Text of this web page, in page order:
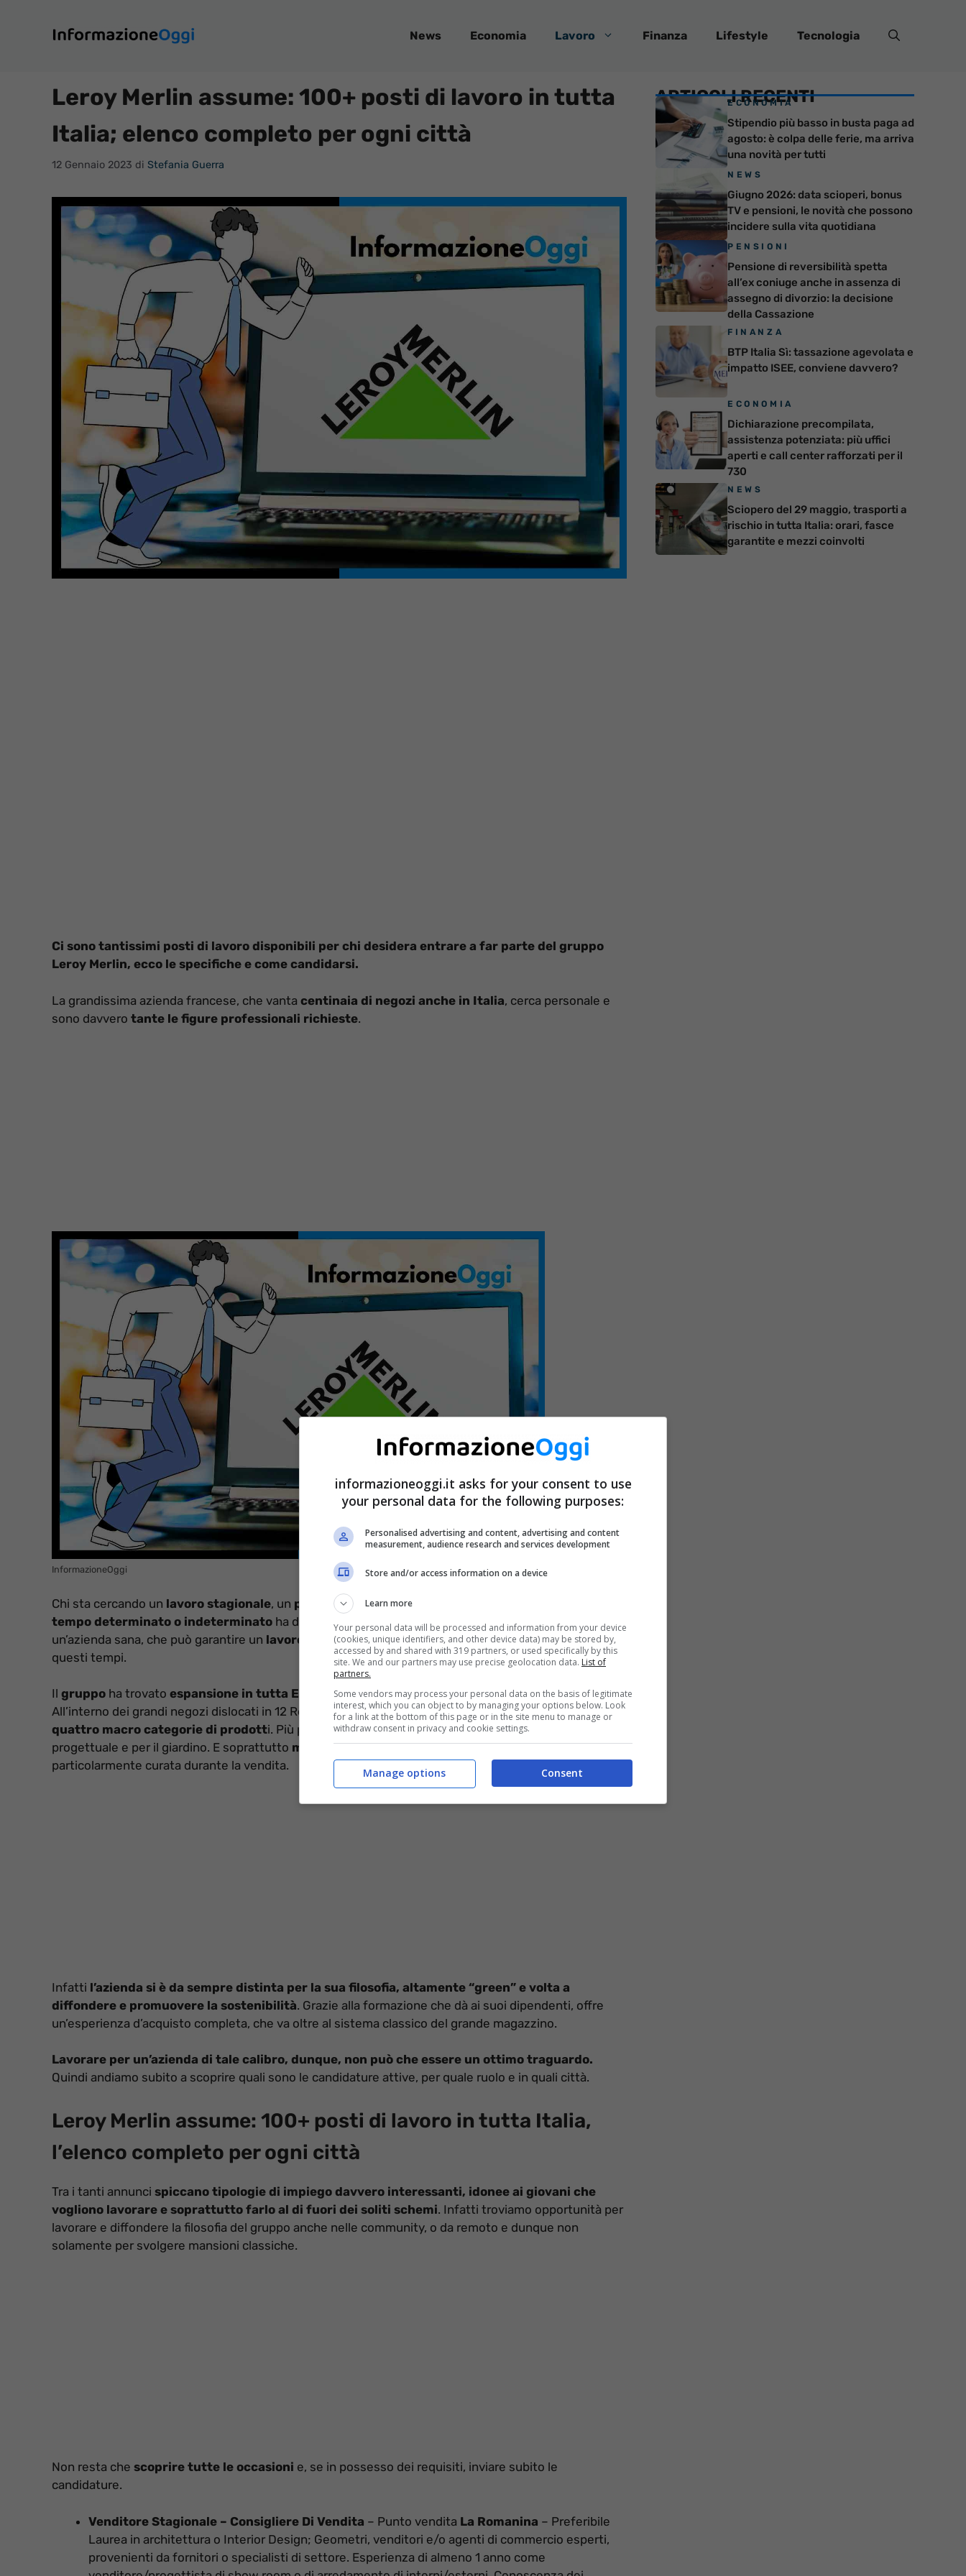
contenuto
News Economia Lavoro Finanza Lifestyle Tecnologia
Leroy Merlin assume: 100+ posti di lavoro in tutta
Italia; elenco completo per ogni città
12 Gennaio 2023 di Stefania Guerra
Ci sono tantissimi posti di lavoro disponibili per chi desidera entrare a far parte del gruppo
Leroy Merlin, ecco le specifiche e come candidarsi.
La grandissima azienda francese, che vanta centinaia di negozi anche in Italia, cerca personale e
sono davvero tante le figure professionali richieste.
InformazioneOggi
Chi sta cercando un lavoro stagionale, un percorso formativo
tempo determinato o indeterminato ha dunque molte possibilità. Leroy Merlin è certamente
un’azienda sana, che può garantire un lavoro sicuro, appagante e ben remunerato. Cosa rara, di
questi tempi.
Il gruppo ha trovato espansione in tutta Europa e non offre solamente prodotti di bricolage.
All’interno dei grandi negozi dislocati in 12 Regioni e 19 Provincie, i clienti hanno a disposizione
quattro macro categorie di prodotti. Più precisamente nel comparto tecnico, decorativo,
progettuale e per il giardino. E soprattutto molti servizi a corredo, nonché assistenza
particolarmente curata durante la vendita.
Infatti l’azienda si è da sempre distinta per la sua filosofia, altamente “green” e volta a
diffondere e promuovere la sostenibilità. Grazie alla formazione che dà ai suoi dipendenti, offre
un’esperienza d’acquisto completa, che va oltre al sistema classico del grande magazzino.
Lavorare per un’azienda di tale calibro, dunque, non può che essere un ottimo traguardo.
Quindi andiamo subito a scoprire quali sono le candidature attive, per quale ruolo e in quali città.
Leroy Merlin assume: 100+ posti di lavoro in tutta Italia,
l’elenco completo per ogni città
Tra i tanti annunci spiccano tipologie di impiego davvero interessanti, idonee ai giovani che
vogliono lavorare e soprattutto farlo al di fuori dei soliti schemi. Infatti troviamo opportunità per
lavorare e diffondere la filosofia del gruppo anche nelle community, o da remoto e dunque non
solamente per svolgere mansioni classiche.
Non resta che scoprire tutte le occasioni e, se in possesso dei requisiti, inviare subito le
candidature.
Venditore Stagionale – Consigliere Di Vendita – Punto vendita La Romanina – Preferibile
Laurea in architettura o Interior Design; Geometri, venditori e/o agenti di commercio esperti,
provenienti da fornitori o specialisti di settore. Esperienza di almeno 1 anno come
ARTICOLI RECENTI
ECONOMIA
Stipendio più basso in busta paga ad
agosto: è colpa delle ferie, ma arriva
una novità per tutti
NEWS
Giugno 2026: data scioperi, bonus
TV e pensioni, le novità che possono
incidere sulla vita quotidiana
PENSIONI
Pensione di reversibilità spetta
all’ex coniuge anche in assenza di
assegno di divorzio: la decisione
della Cassazione
FINANZA
BTP Italia Sì: tassazione agevolata e
impatto ISEE, conviene davvero?
ECONOMIA
Dichiarazione precompilata,
assistenza potenziata: più uffici
aperti e call center rafforzati per il
730
NEWS
Sciopero del 29 maggio, trasporti a
rischio in tutta Italia: orari, fasce
garantite e mezzi coinvolti
informazioneoggi.it asks for your consent to use
your personal data for the following purposes:
Personalised advertising and content, advertising and content
measurement, audience research and services development
Store and/or access information on a device
Learn more
Your personal data will be processed and information from your device
(cookies, unique identifiers, and other device data) may be stored by,
accessed by and shared with 319 partners, or used specifically by this
site. We and our partners may use precise geolocation data. List of
partners.
Some vendors may process your personal data on the basis of legitimate
interest, which you can object to by managing your options below. Look
for a link at the bottom of this page or in the site menu to manage or
withdraw consent in privacy and cookie settings.
Consent
Manage options